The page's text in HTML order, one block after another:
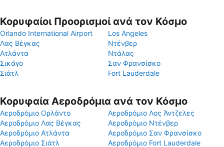
Κορυφαίοι Προορισμοί ανά τον Κόσμο
Orlando International Airport
Los Angeles
Λας Βέγκας
Ντένβερ
Ατλάντα
Ντάλας
Σικάγο
Σαν Φρανσίσκο
Σιάτλ
Fort Lauderdale
Κορυφαία Αεροδρόμια ανά τον Κόσμο
Αεροδρόμιο Ορλάντο
Αεροδρόμιο Λος Άντζελες
Αεροδρόμιο Λας Βέγκας
Αεροδρόμιο Ντένβερ
Αεροδρόμιο Ατλάντα
Αεροδρόμιο Σαν Φρανσίσκο
Αεροδρόμιο Σιάτλ
Αεροδρόμιο Fort Lauderdale